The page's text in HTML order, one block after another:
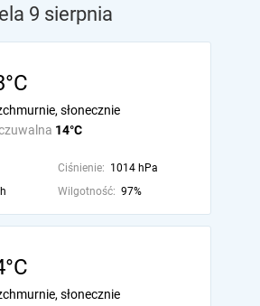
9 sierpnia
14°C
słonecznie
Ciśnienie: 1014 hPa
Wilgotność: 97%
słonecznie